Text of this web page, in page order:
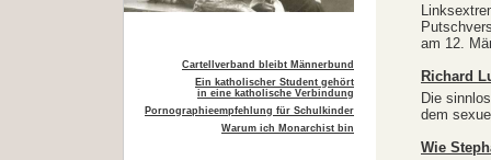
Cartellverband bleibt Männerbund
Ein katholischer Student gehört
in eine katholische Verbindung
Pornographieempfehlung für Schulkinder
Warum ich Monarchist bin
am 12.
Richard
Die
dem
Wie